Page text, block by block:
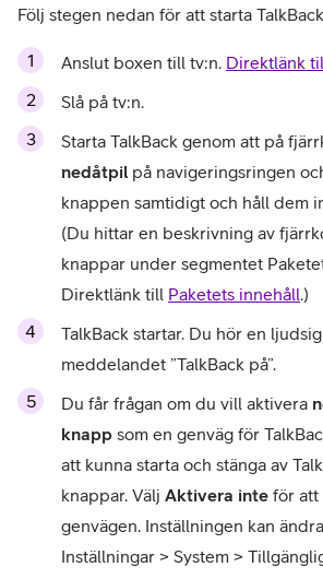
Följ stegen nedan för att starta
Anslut boxen till tv:n. Direktlänk
Slå på tv:n.
nedåtpil på navigeringsringen
knappen samtidigt och håll dem
(Du hittar en beskrivning av
knappar under segmentet
Direktlänk till Paketets innehåll.)
TalkBack startar. Du hör en
meddelandet ”TalkBack på”.
Du får frågan om du vill aktivera
knapp som en genväg för
att kunna starta och stänga av
knappar. Välj Aktivera inte för att
genvägen. Inställningen kan
Inställningar > System >